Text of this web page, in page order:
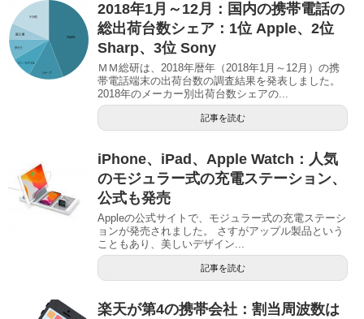
2018年1月～12月：国内の携帯電話の
総出荷台数シェア：1位 Apple、2位
Sharp、3位 Sony
ＭＭ総研は、2018年暦年（2018年1月～12月）の携
帯電話端末の出荷台数の調査結果を発表しました。
2018年のメーカー別出荷台数シェアの...
記事を読む
iPhone、iPad、Apple Watch：人気
のモジュラー式の充電ステーション、
公式も発売
Appleの公式サイトで、モジュラー式の充電ステーシ
ョンが発売されました。 さすがアップル製品という
こともあり、美しいデザイン...
記事を読む
楽天が第4の携帯会社：割当周波数は